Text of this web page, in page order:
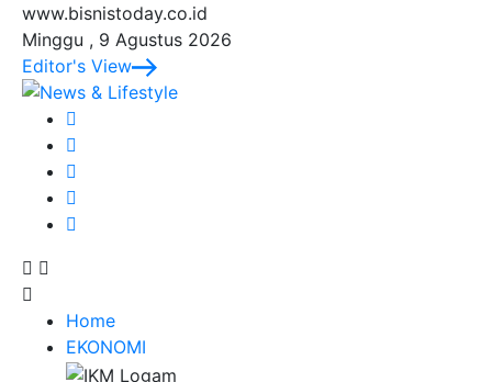
www.bisnistoday.co.id
Minggu , 9 Agustus 2026
Editor's View
Home
EKONOMI